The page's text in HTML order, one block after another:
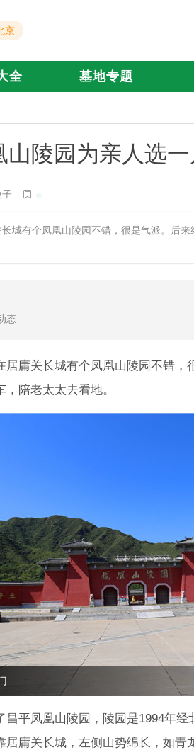
京
全 墓地专题
陵园为亲人选
城有个凤凰山陵园不错，很是气派。后
态
居庸关长城有个凤凰山陵园不错，
陪老太太去看地。
昌平凤凰山陵园，陵园是1994年
居庸关长城，左侧山势绵长，如